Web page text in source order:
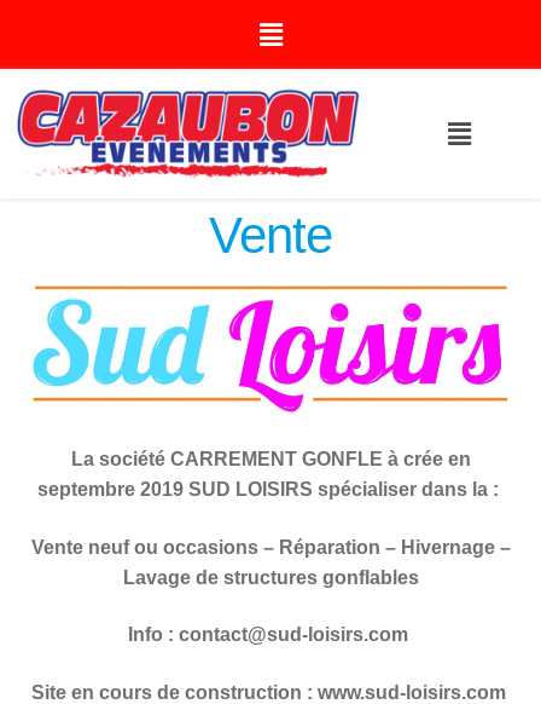
Vente
La société CARREMENT GONFLE à crée en
septembre 2019 SUD LOISIRS spécialiser dans la :
Vente neuf ou occasions – Réparation – Hivernage –
Lavage de structures gonflables
Info : contact@sud-loisirs.com
Site en cours de construction : www.sud-loisirs.com